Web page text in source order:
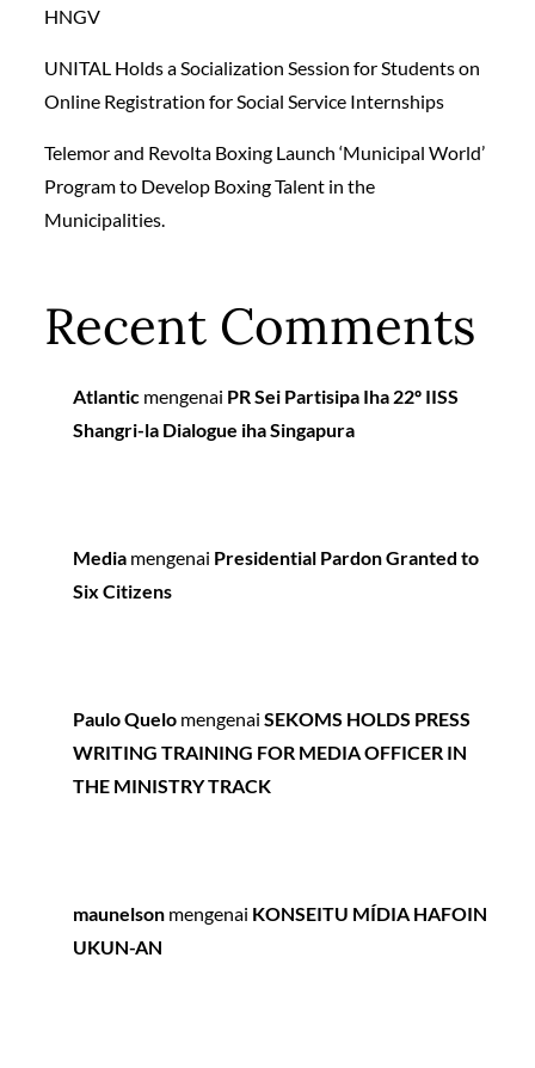
HNGV
UNITAL Holds a Socialization Session for Students on
Online Registration for Social Service Internships
Telemor and Revolta Boxing Launch ‘Municipal World’
Program to Develop Boxing Talent in the
Municipalities.
Recent Comments
Atlantic mengenai PR Sei Partisipa Iha 22º IISS
Shangri-la Dialogue iha Singapura
Media mengenai Presidential Pardon Granted to
Six Citizens
Paulo Quelo mengenaiSEKOMS HOLDS PRESS
WRITING TRAINING FOR MEDIA OFFICER IN
THE MINISTRY TRACK
maunelson mengenai KONSEITU MÍDIA HAFOIN
UKUN-AN